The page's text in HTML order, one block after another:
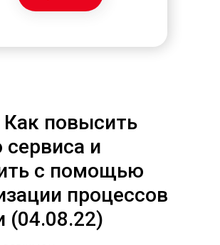
Как повысить
сервиса и
с помощью
процессов
(04.08.22)